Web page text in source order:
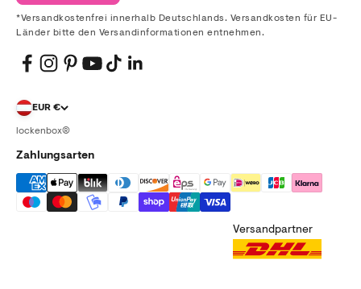
*Versandkostenfrei innerhalb Deutschlands. Versandkosten für EU-
Länder bitte den Versandinformationen entnehmen.
EUR €
lockenbox®
Zahlungsarten
Versandpartner